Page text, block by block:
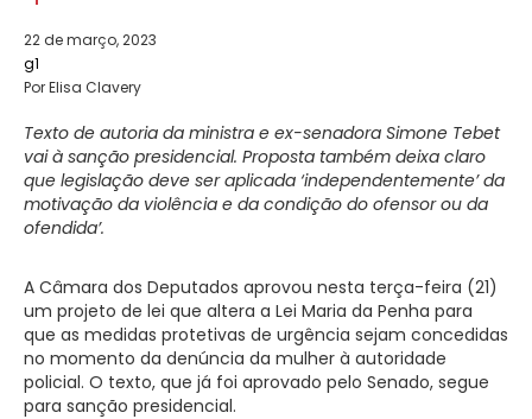
22 de março, 2023
g1
Por Elisa Clavery
Texto de autoria da ministra e ex-senadora Simone Tebet
vai à sanção presidencial. Proposta também deixa claro
que legislação deve ser aplicada ‘independentemente’ da
motivação da violência e da condição do ofensor ou da
ofendida’.
A Câmara dos Deputados aprovou nesta terça-feira (21)
um projeto de lei que altera a Lei Maria da Penha para
que as medidas protetivas de urgência sejam concedidas
no momento da denúncia da mulher à autoridade
policial. O texto, que já foi aprovado pelo Senado, segue
para sanção presidencial.